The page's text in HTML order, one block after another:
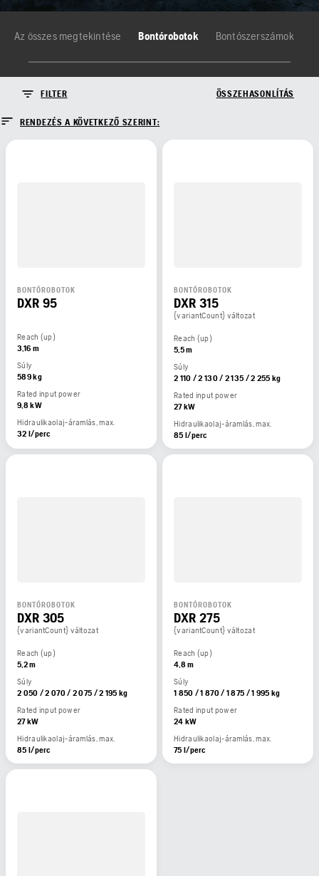
Az összes megtekintése Bontórobotok Bontószerszámok
FILTER ÖSSZEHASONLÍTÁS
RENDEZÉS A KÖVETKEZŐ SZERINT:
BONTÓROBOTOK
DXR 95
Reach (up)
3,16 m
Súly
589 kg
Rated input power
9,8 kW
Hidraulikaolaj-áramlás, max.
32 l/perc
BONTÓROBOTOK
DXR 315
{variantCount} változat
Reach (up)
5,5 m
Súly
2 110 / 2 130 / 2 135 / 2 255 kg
Rated input power
27 kW
Hidraulikaolaj-áramlás, max.
85 l/perc
BONTÓROBOTOK
DXR 305
{variantCount} változat
Reach (up)
5,2 m
Súly
2 050 / 2 070 / 2 075 / 2 195 kg
Rated input power
27 kW
Hidraulikaolaj-áramlás, max.
85 l/perc
BONTÓROBOTOK
DXR 275
{variantCount} változat
Reach (up)
4,8 m
Súly
1 850 / 1 870 / 1 875 / 1 995 kg
Rated input power
24 kW
Hidraulikaolaj-áramlás, max.
75 l/perc